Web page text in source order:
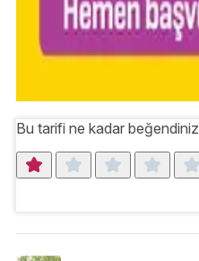
Bu tarifi ne kadar